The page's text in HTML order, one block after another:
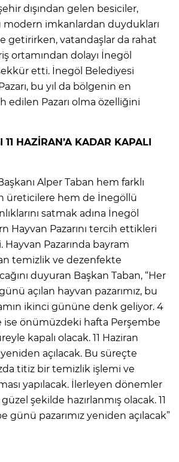
dışından gelen besiciler,
modern imkanlardan duydukları
getirirken, vatandaşlar da rahat
ortamından dolayı İnegöl
etti. İnegöl Belediyesi
bu yıl da bölgenin en
edilen Pazarı olma özelliğini
11 HAZİRAN’A KADAR KAPALI
Alper Taban hem farklı
üreticilere hem de İnegöllü
satmak adına İnegöl
Hayvan Pazarını tercih ettikleri
Pazarında bayram
temizlik ve dezenfekte
duyuran Başkan Taban, “Her
açılan hayvan pazarımız, bu
ikinci gününe denk geliyor. 4
ise önümüzdeki hafta Perşembe
kapalı olacak. 11 Haziran
açılacak. Bu süreçte
titiz bir temizlik işlemi ve
yapılacak. İlerleyen dönemler
şekilde hazırlanmış olacak. 11
günü pazarımız yeniden açılacak”